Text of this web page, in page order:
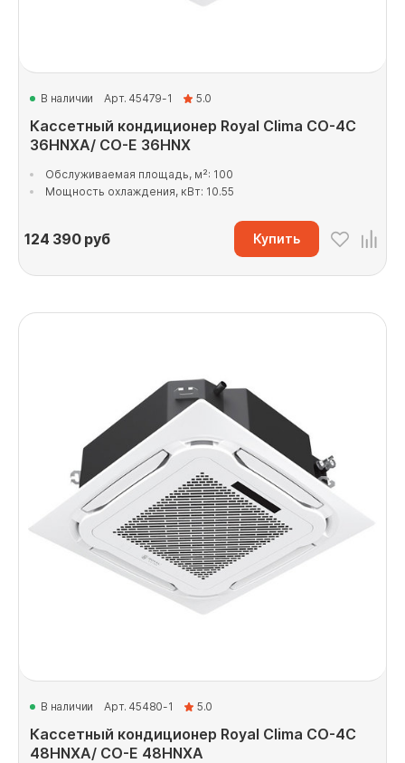
В наличии Арт. 45479-1 5.0
Кассетный кондиционер Royal Clima CO-4C
36HNXA/ CO-E 36HNX
Обслуживаемая площадь, м²: 100
Мощность охлаждения, кВт: 10.55
124 390руб Купить
В наличии Арт. 45480-1 5.0
Кассетный кондиционер Royal Clima CO-4C
48HNXA/ CO-E 48HNXA